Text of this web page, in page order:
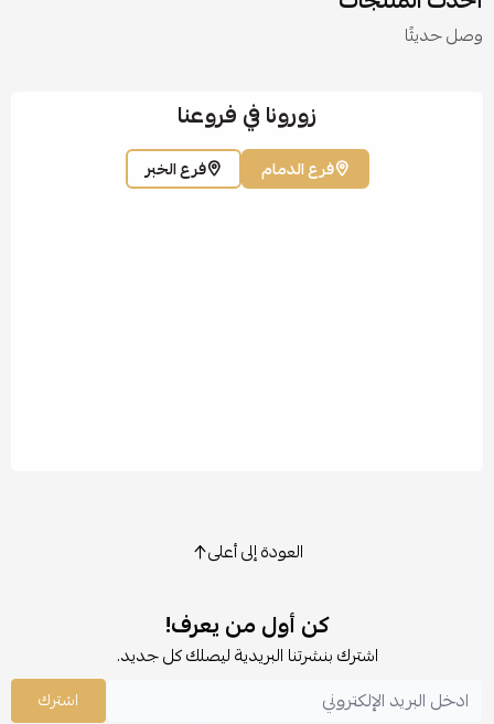
وصل حديثًا
زورونا في فروعنا
فرع الدمام فرع الخبر
العودة إلى أعلى
كن أول من يعرف!
اشترك بنشرتنا البريدية ليصلك كل جديد.
اشترك